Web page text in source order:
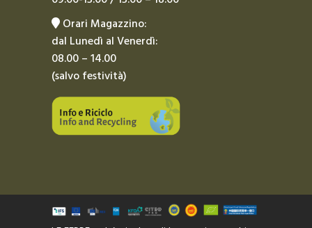
Orari Magazzino:
dal Lunedì al Venerdì:
08.00 – 14.00
(salvo festività)